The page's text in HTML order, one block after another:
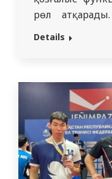
рөл
әсіресе
емес
табылады.
күндері Абай
Көкпекті…
Details